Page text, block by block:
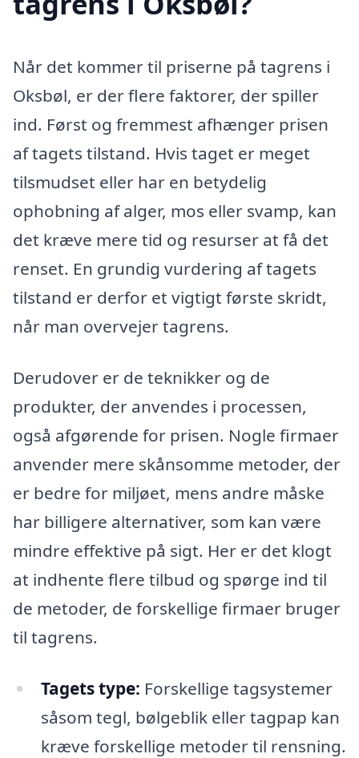
Når det kommer til priserne på tagrens i
Oksbøl, er der flere faktorer, der spiller
ind. Først og fremmest afhænger prisen
af tagets tilstand. Hvis taget er meget
tilsmudset eller har en betydelig
ophobning af alger, mos eller svamp, kan
det kræve mere tid og resurser at få det
renset. En grundig vurdering af tagets
tilstand er derfor et vigtigt første skridt,
når man overvejer tagrens.
Derudover er de teknikker og de
produkter, der anvendes i processen,
også afgørende for prisen. Nogle firmaer
anvender mere skånsomme metoder, der
er bedre for miljøet, mens andre måske
har billigere alternativer, som kan være
mindre effektive på sigt. Her er det klogt
at indhente flere tilbud og spørge ind til
de metoder, de forskellige firmaer bruger
til tagrens.
Tagets type: Forskellige tagsystemer
såsom tegl, bølgeblik eller tagpap kan
kræve forskellige metoder til rensning.